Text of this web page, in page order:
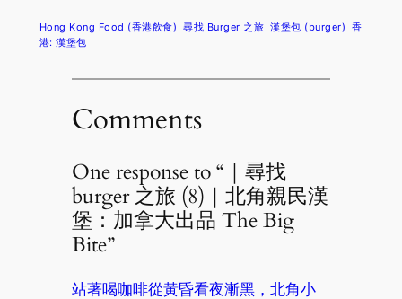
Hong Kong Food (香港飲食) 尋找 Burger 之旅 漢堡包 (burger) 香
港: 漢堡包
Comments
One response to “｜尋找
burger 之旅 (8)｜北角親民漢
堡：加拿大出品 The Big
Bite”
站著喝咖啡從黃昏看夜漸黑，北角小